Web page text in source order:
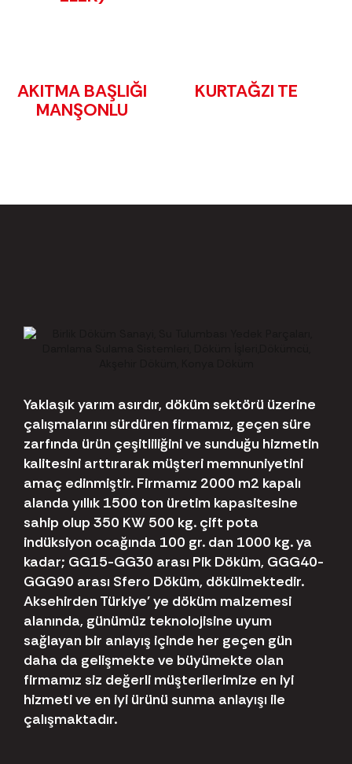
AKITMA BAŞLIĞI
MANŞONLU
KURTAĞZI TE
Yaklaşık yarım asırdır, döküm sektörü üzerine
çalışmalarını sürdüren firmamız, geçen süre
zarfında ürün çeşitliliğini ve sunduğu hizmetin
kalitesini arttırarak müşteri memnuniyetini
amaç edinmiştir. Firmamız 2000 m2 kapalı
alanda yıllık 1500 ton üretim kapasitesine
sahip olup 350 KW 500 kg. çift pota
indüksiyon ocağında 100 gr. dan 1000 kg. ya
kadar; GG15-GG30 arası Pik Döküm, GGG40-
GGG90 arası Sfero Döküm, dökülmektedir.
Aksehirden Türkiye' ye döküm malzemesi
alanında, günümüz teknolojisine uyum
sağlayan bir anlayış içinde her geçen gün
daha da gelişmekte ve büyümekte olan
firmamız siz değerli müşterilerimize en iyi
hizmeti ve en iyi ürünü sunma anlayışı ile
çalışmaktadır.